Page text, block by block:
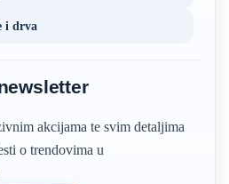
i drva
akcijama te svim detaljima
o trendovima u